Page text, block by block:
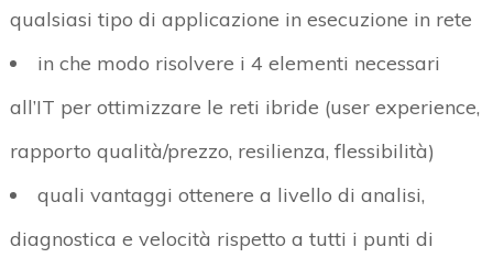
qualsiasi tipo di applicazione in esecuzione in rete
in che modo risolvere i 4 elementi necessari
all’IT per ottimizzare le reti ibride (user experience,
rapporto qualità/prezzo, resilienza, flessibilità)
quali vantaggi ottenere a livello di analisi,
diagnostica e velocità rispetto a tutti i punti di